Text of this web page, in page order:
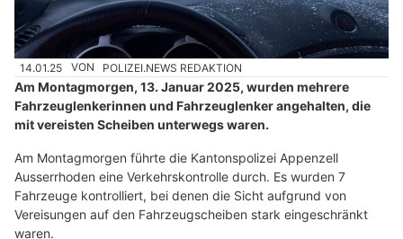
14.01.25 VON POLIZEI.NEWS REDAKTION
Am Montagmorgen, 13. Januar 2025, wurden mehrere
Fahrzeuglenkerinnen und Fahrzeuglenker angehalten, die
mit vereisten Scheiben unterwegs waren.
Am Montagmorgen führte die Kantonspolizei Appenzell
Ausserrhoden eine Verkehrskontrolle durch. Es wurden 7
Fahrzeuge kontrolliert, bei denen die Sicht aufgrund von
Vereisungen auf den Fahrzeugscheiben stark eingeschränkt
waren.